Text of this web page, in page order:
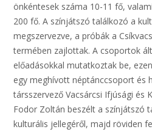
önkéntesek száma 10-11 fő,
200 fő. A színjátszó találkozó a
megszervezve, a próbák a
termében zajlottak. A csoportok
előadásokkal mutatkoztak be,
egy meghívott néptánccsoport és
társszervező Vacsárcsi Ifjúsági és
Fodor Zoltán beszélt a színjátszó
kulturális jellegéről, majd röviden